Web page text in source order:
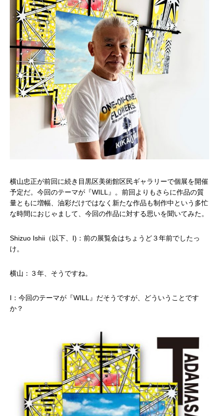
横山忠正が前回に続き目黒区美術館区民ギャラリーで個展を開催
予定だ。今回のテーマが『WILL』。前回よりもさらに作品の質
量ともに増幅、油彩だけではなく新たな作品も制作中という多忙
な時間におじゃまして、今回の作品に対する思いを聞いてみた。
Shizuo Ishii（以下、I)：前の展覧会はちょうど３年前でしたっ
け。
横山：３年、そうですね。
I：今回のテーマが『WILL』だそうですが、どういうことです
か？